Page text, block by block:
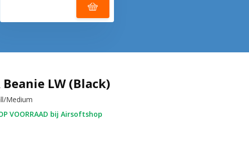
Beanie LW (Black)
Medium
VOORRAAD bij Airsoftshop